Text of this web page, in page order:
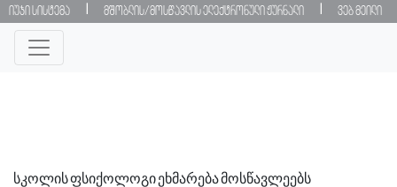
იუჯი სისტემა მშობლის/მოსწავლის ელექტრონული ჟურნალი ვებ მეილი
სკოლისფსიქოლოგიეხმარებამოსწავლეებს